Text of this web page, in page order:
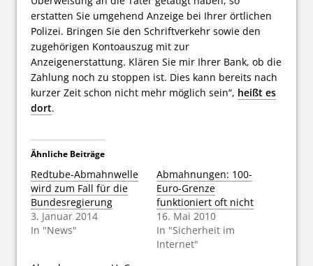
erstatten Sie umgehend Anzeige bei Ihrer örtlichen
Polizei. Bringen Sie den Schriftverkehr sowie den
zugehörigen Kontoauszug mit zur
Anzeigenerstattung. Klären Sie mir Ihrer Bank, ob die
Zahlung noch zu stoppen ist. Dies kann bereits nach
kurzer Zeit schon nicht mehr möglich sein“, heißt es
dort.
Ähnliche Beiträge
Redtube-Abmahnwelle
wird zum Fall für die
Bundesregierung
3. Januar 2014
In "News"
Abmahnungen: 100-
Euro-Grenze
funktioniert oft nicht
16. Mai 2010
In "Sicherheit im
Internet"